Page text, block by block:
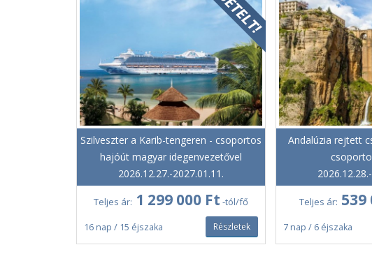
Szilveszter a Karib-tengeren - csoportos
hajóút magyar idegenvezetővel
2026.12.27.-2027.01.11.
Teljes ár: 1 299 000 Ft -tól/fő
16 nap / 15 éjszaka Részletek
Andalúzia rejtett
Teljes ár: 539
7 nap / 6 éjszaka